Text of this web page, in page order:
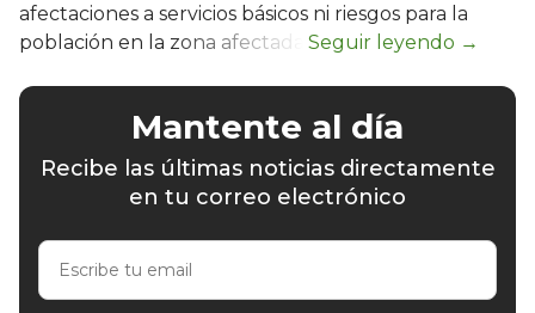
afectaciones a servicios básicos ni riesgos para la
población en la zona afectada.
Mantente al día
Recibe las últimas noticias directamente
en tu correo electrónico
Escribe
email